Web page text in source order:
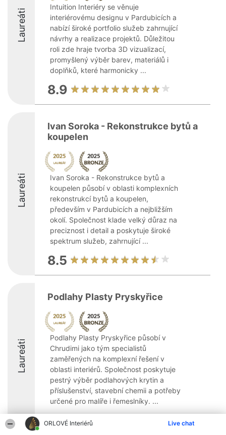
ORLOVÉ Interiérů Live chat
Laureáti
Intuition Interiéry se věnuje
interiérovému designu v Pardubicích a
nabízí široké portfolio služeb zahrnující
návrhy a realizace projektů. Důležitou
roli zde hraje tvorba 3D vizualizací,
promyšlený výběr barev, materiálů i
doplňků, které harmonicky ...
8.9
Laureáti
Ivan Soroka - Rekonstrukce bytů a
koupelen
Ivan Soroka - Rekonstrukce bytů a
koupelen působí v oblasti komplexních
rekonstrukcí bytů a koupelen,
především v Pardubicích a nejbližším
okolí. Společnost klade velký důraz na
preciznost i detail a poskytuje široké
spektrum služeb, zahrnující ...
8.5
Laureáti
Podlahy Plasty Pryskyřice
Podlahy Plasty Pryskyřice působí v
Chrudimi jako tým specialistů
zaměřených na komplexní řešení v
oblasti interiérů. Společnost poskytuje
pestrý výběr podlahových krytin a
příslušenství, stavební chemii a potřeby
určené pro malíře i řemeslníky. ...
8.5